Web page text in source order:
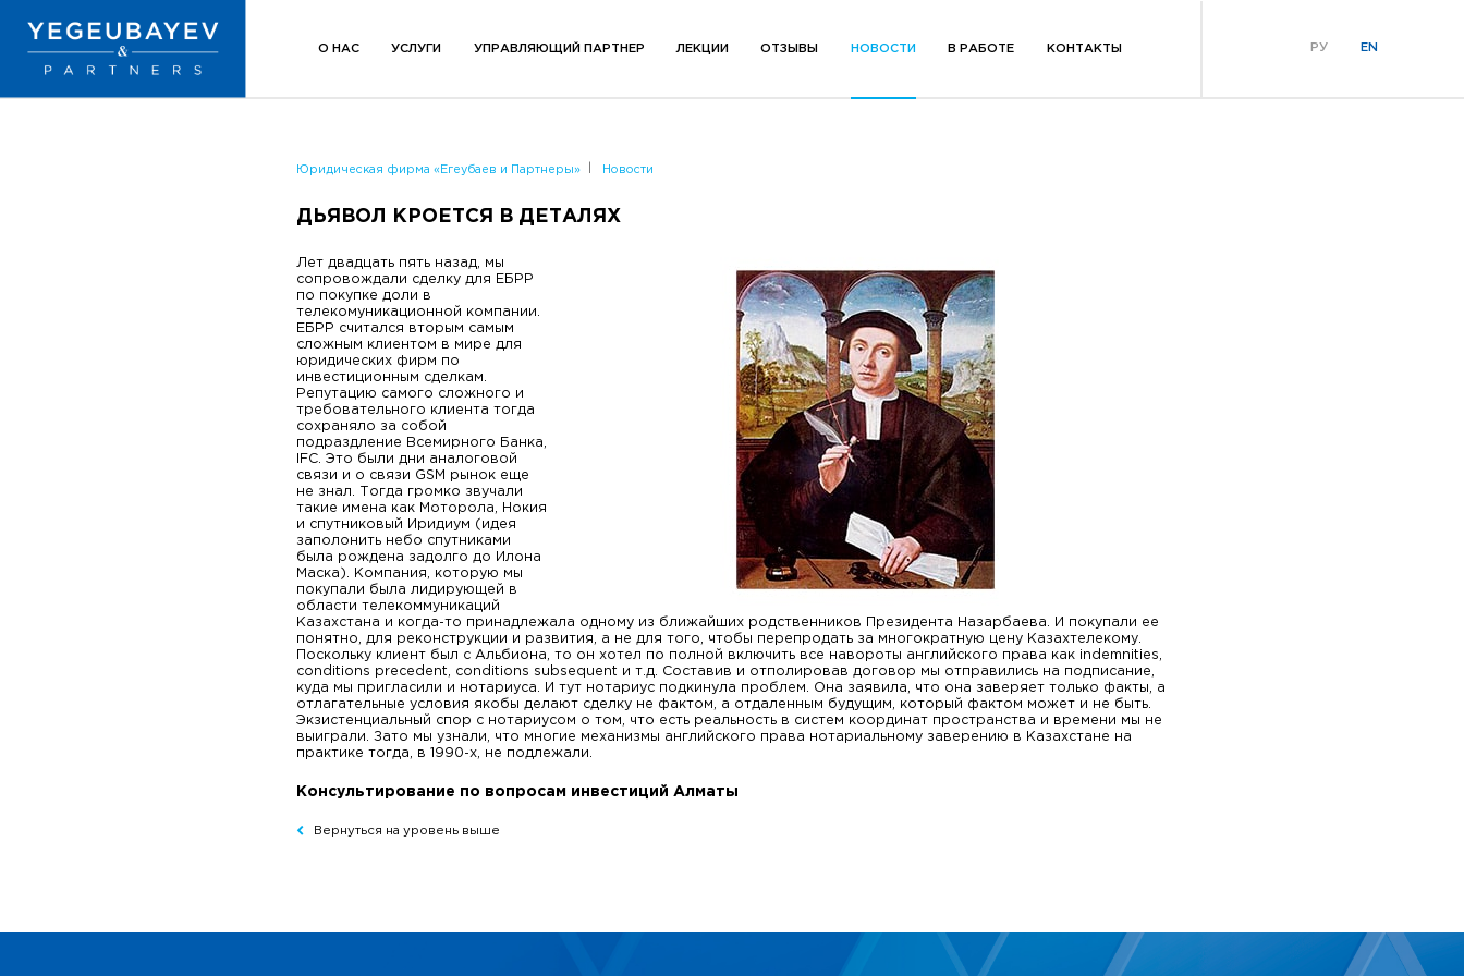
О НАС УСЛУГИ УПРАВЛЯЮЩИЙ ПАРТНЕР ЛЕКЦИИ ОТЗЫВЫ НОВОСТИ В РАБОТЕ КОНТАКТЫ РУ EN
Юридическая фирма «Егеубаев и Партнеры» Новости
ДЬЯВОЛ КРОЕТСЯ В ДЕТАЛЯХ
Лет двадцать пять назад, мы
сопровождали сделку для ЕБРР
по покупке доли в
телекомуникационной компании.
ЕБРР считался вторым самым
сложным клиентом в мире для
юридических фирм по
инвестиционным сделкам.
Репутацию самого сложного и
требовательного клиента тогда
сохраняло за собой
подраздление Всемирного Банка,
IFC. Это были дни аналоговой
связи и о связи GSM рынок еще
не знал. Тогда громко звучали
такие имена как Моторола, Нокия
и спутниковый Иридиум (идея
заполонить небо спутниками
была рождена задолго до Илона
Маска). Компания, которую мы
покупали была лидирующей в
области телекоммуникаций
Казахстана и когда-то принадлежала одному из ближайших родственников Президента Назарбаева. И покупали ее
понятно, для реконструкции и развития, а не для того, чтобы перепродать за многократную цену Казахтелекому.
Поскольку клиент был с Альбиона, то он хотел по полной включить все навороты английского права как indemnities,
conditions precedent, conditions subsequent и т.д. Составив и отполировав договор мы отправились на подписание,
куда мы пригласили и нотариуса. И тут нотариус подкинула проблем. Она заявила, что она заверяет только факты, а
отлагательные условия якобы делают сделку не фактом, а отдаленным будущим, который фактом может и не быть.
Экзистенциальный спор с нотариусом о том, что есть реальность в систем координат пространства и времени мы не
выиграли. Зато мы узнали, что многие механизмы английского права нотариальному заверению в Казахстане на
практике тогда, в 1990-х, не подлежали.
Консультирование по вопросам инвестиций Алматы
Вернуться на уровень выше